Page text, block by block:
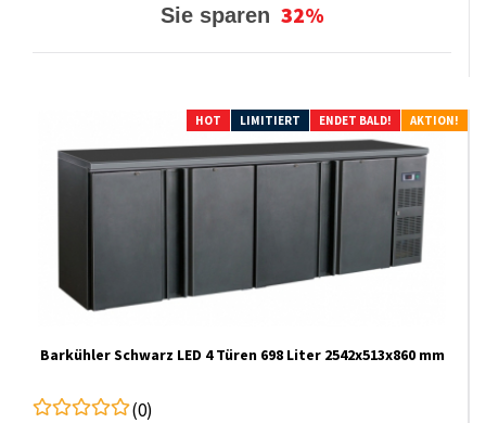
Sie sparen 32%
HOT LIMITIERT ENDET BALD! AKTION!
Barkühler Schwarz LED 4 Türen 698 Liter 2542x513x860 mm
(0)